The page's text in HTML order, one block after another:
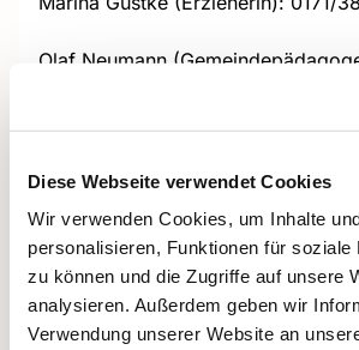
Diese Webseite verwendet Cookies
Wir verwenden Cookies, um Inhalte
personalisieren, Funktionen für soziale
zu können und die Zugriffe auf unsere
analysieren. Außerdem geben wir
Verwendung unserer Website an
Olaf Neumann
0151/53510827 +